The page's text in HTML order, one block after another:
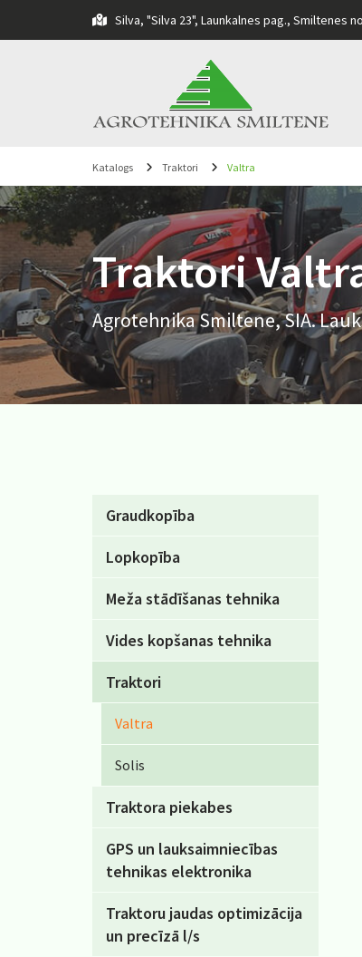
 Silva, "Silva 23", Launkalnes pag., Smiltenes
Katalogs Traktori Valtra
Traktori
Agrotehnika Smiltene, SIA.
Graudkopība
Lopkopība
Meža stādīšanas tehnika
Vides kopšanas tehnika
Traktori
Valtra
Solis
Traktora piekabes
GPS un lauksaimniecības
tehnikas elektronika
Traktoru jaudas optimizācija
un precīzā l/s